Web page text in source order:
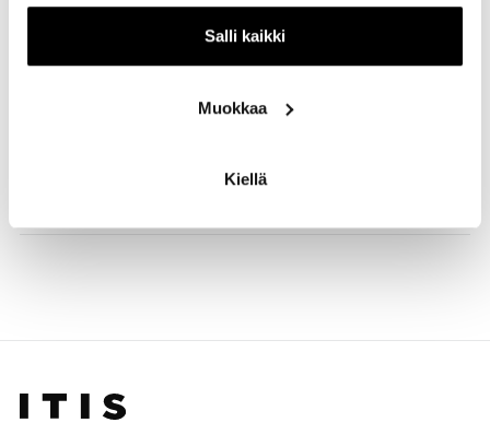
Salli kaikki
Muokkaa
Kiellä
Kotisivut https://www.blueeye.fi/
Nahkalaukkujen maahantuoja jo vuodesta 2003. Ihania